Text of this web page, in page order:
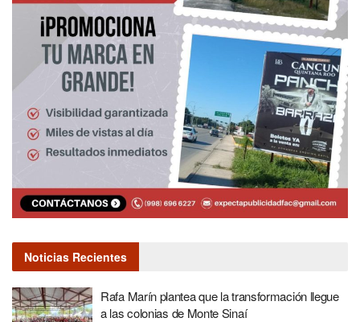
Noticias Recientes
Rafa Marín plantea que la transformación llegue
a las colonias de Monte Sinaí